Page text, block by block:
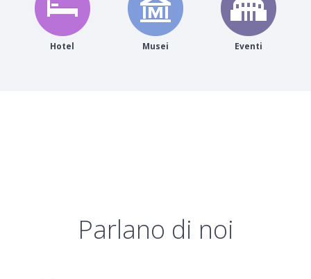
Hotel Musei Eventi
Parlano di noi